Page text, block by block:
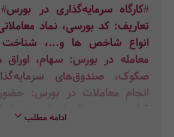
#کارگاه سرمایه‌گذاری در
تعاریف: کد بورسی، نماد
انواع شاخص ها و...، شناخت
معامله در بورس: سهام، اوراق
صکوک، صندوق‌های
انجام معاملات در بورس:
قوانین و دستورالعمل‌های مرتبط با
بهادار، شناخت پایگاه‌های
ادامه مطلب